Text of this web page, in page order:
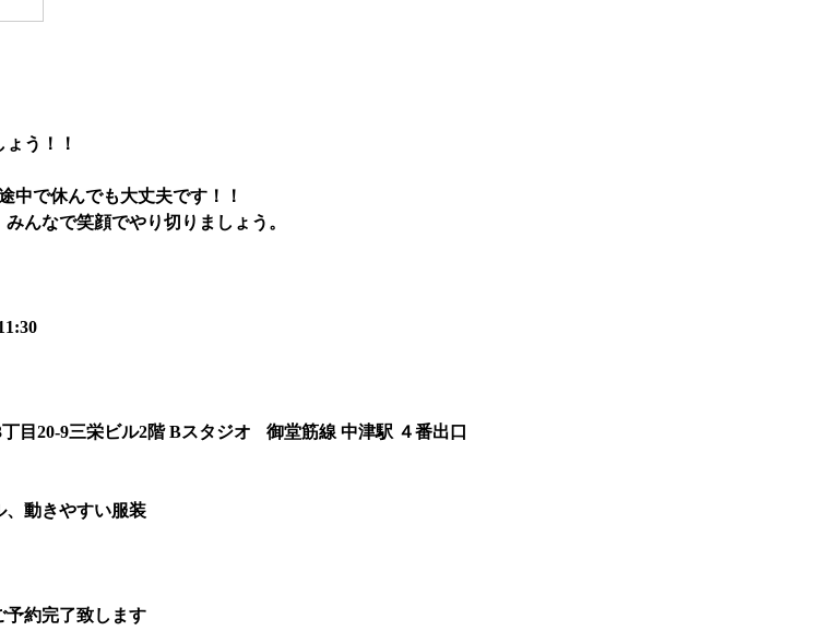
う！！
中で休んでも大丈夫です！！
んなで笑顔でやり切りましょう。
目20-9三栄ビル2階 Bスタジオ 御堂筋線 中津駅 ４番出口
動きやすい服装
約完了致します